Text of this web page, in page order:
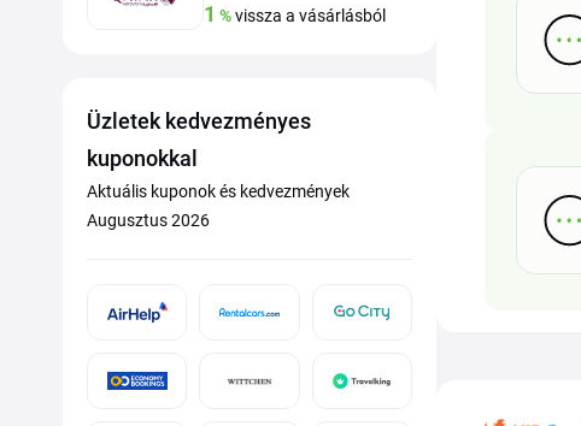
1 %vissza a vásárlásból
Üzletek kedvezményes
kuponokkal
Aktuális kuponok és kedvezmények
Augusztus 2026